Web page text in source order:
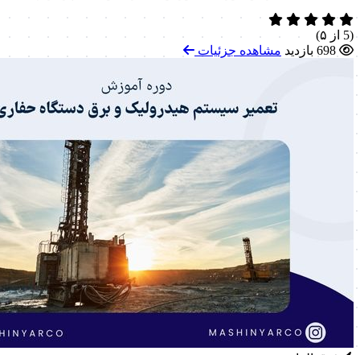
(5 از ۵)
مشاهده جزئیات